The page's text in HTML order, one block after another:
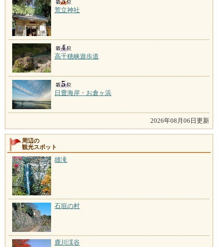
荒立神社
高千穂峡遊歩道
日豊海岸・お倉ヶ浜
2026年08月06日更新
周辺の
観光スポット
雄滝
石垣の村
鹿川渓谷